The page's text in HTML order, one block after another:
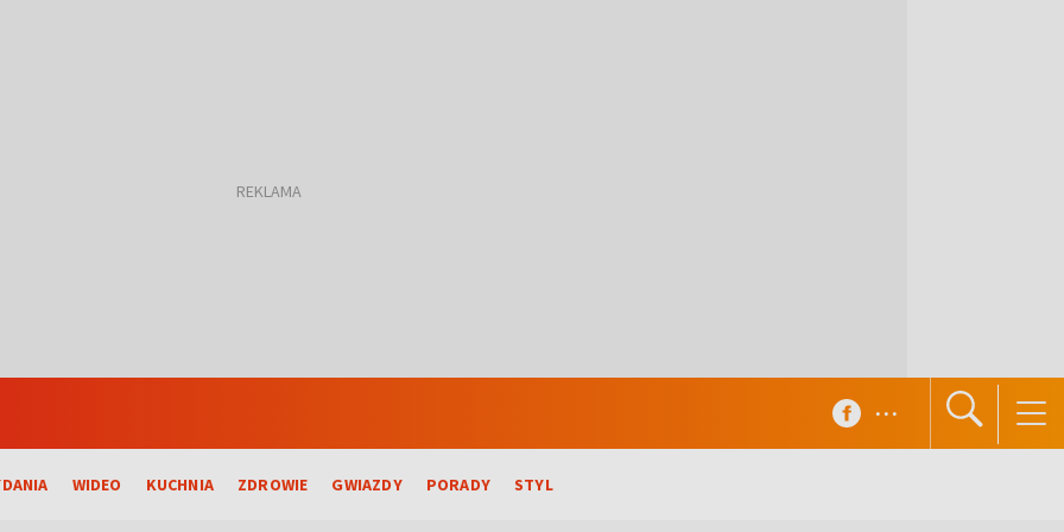
WIDEO KUCHNIA ZDROWIE GWIAZDY PORADY STYL
...